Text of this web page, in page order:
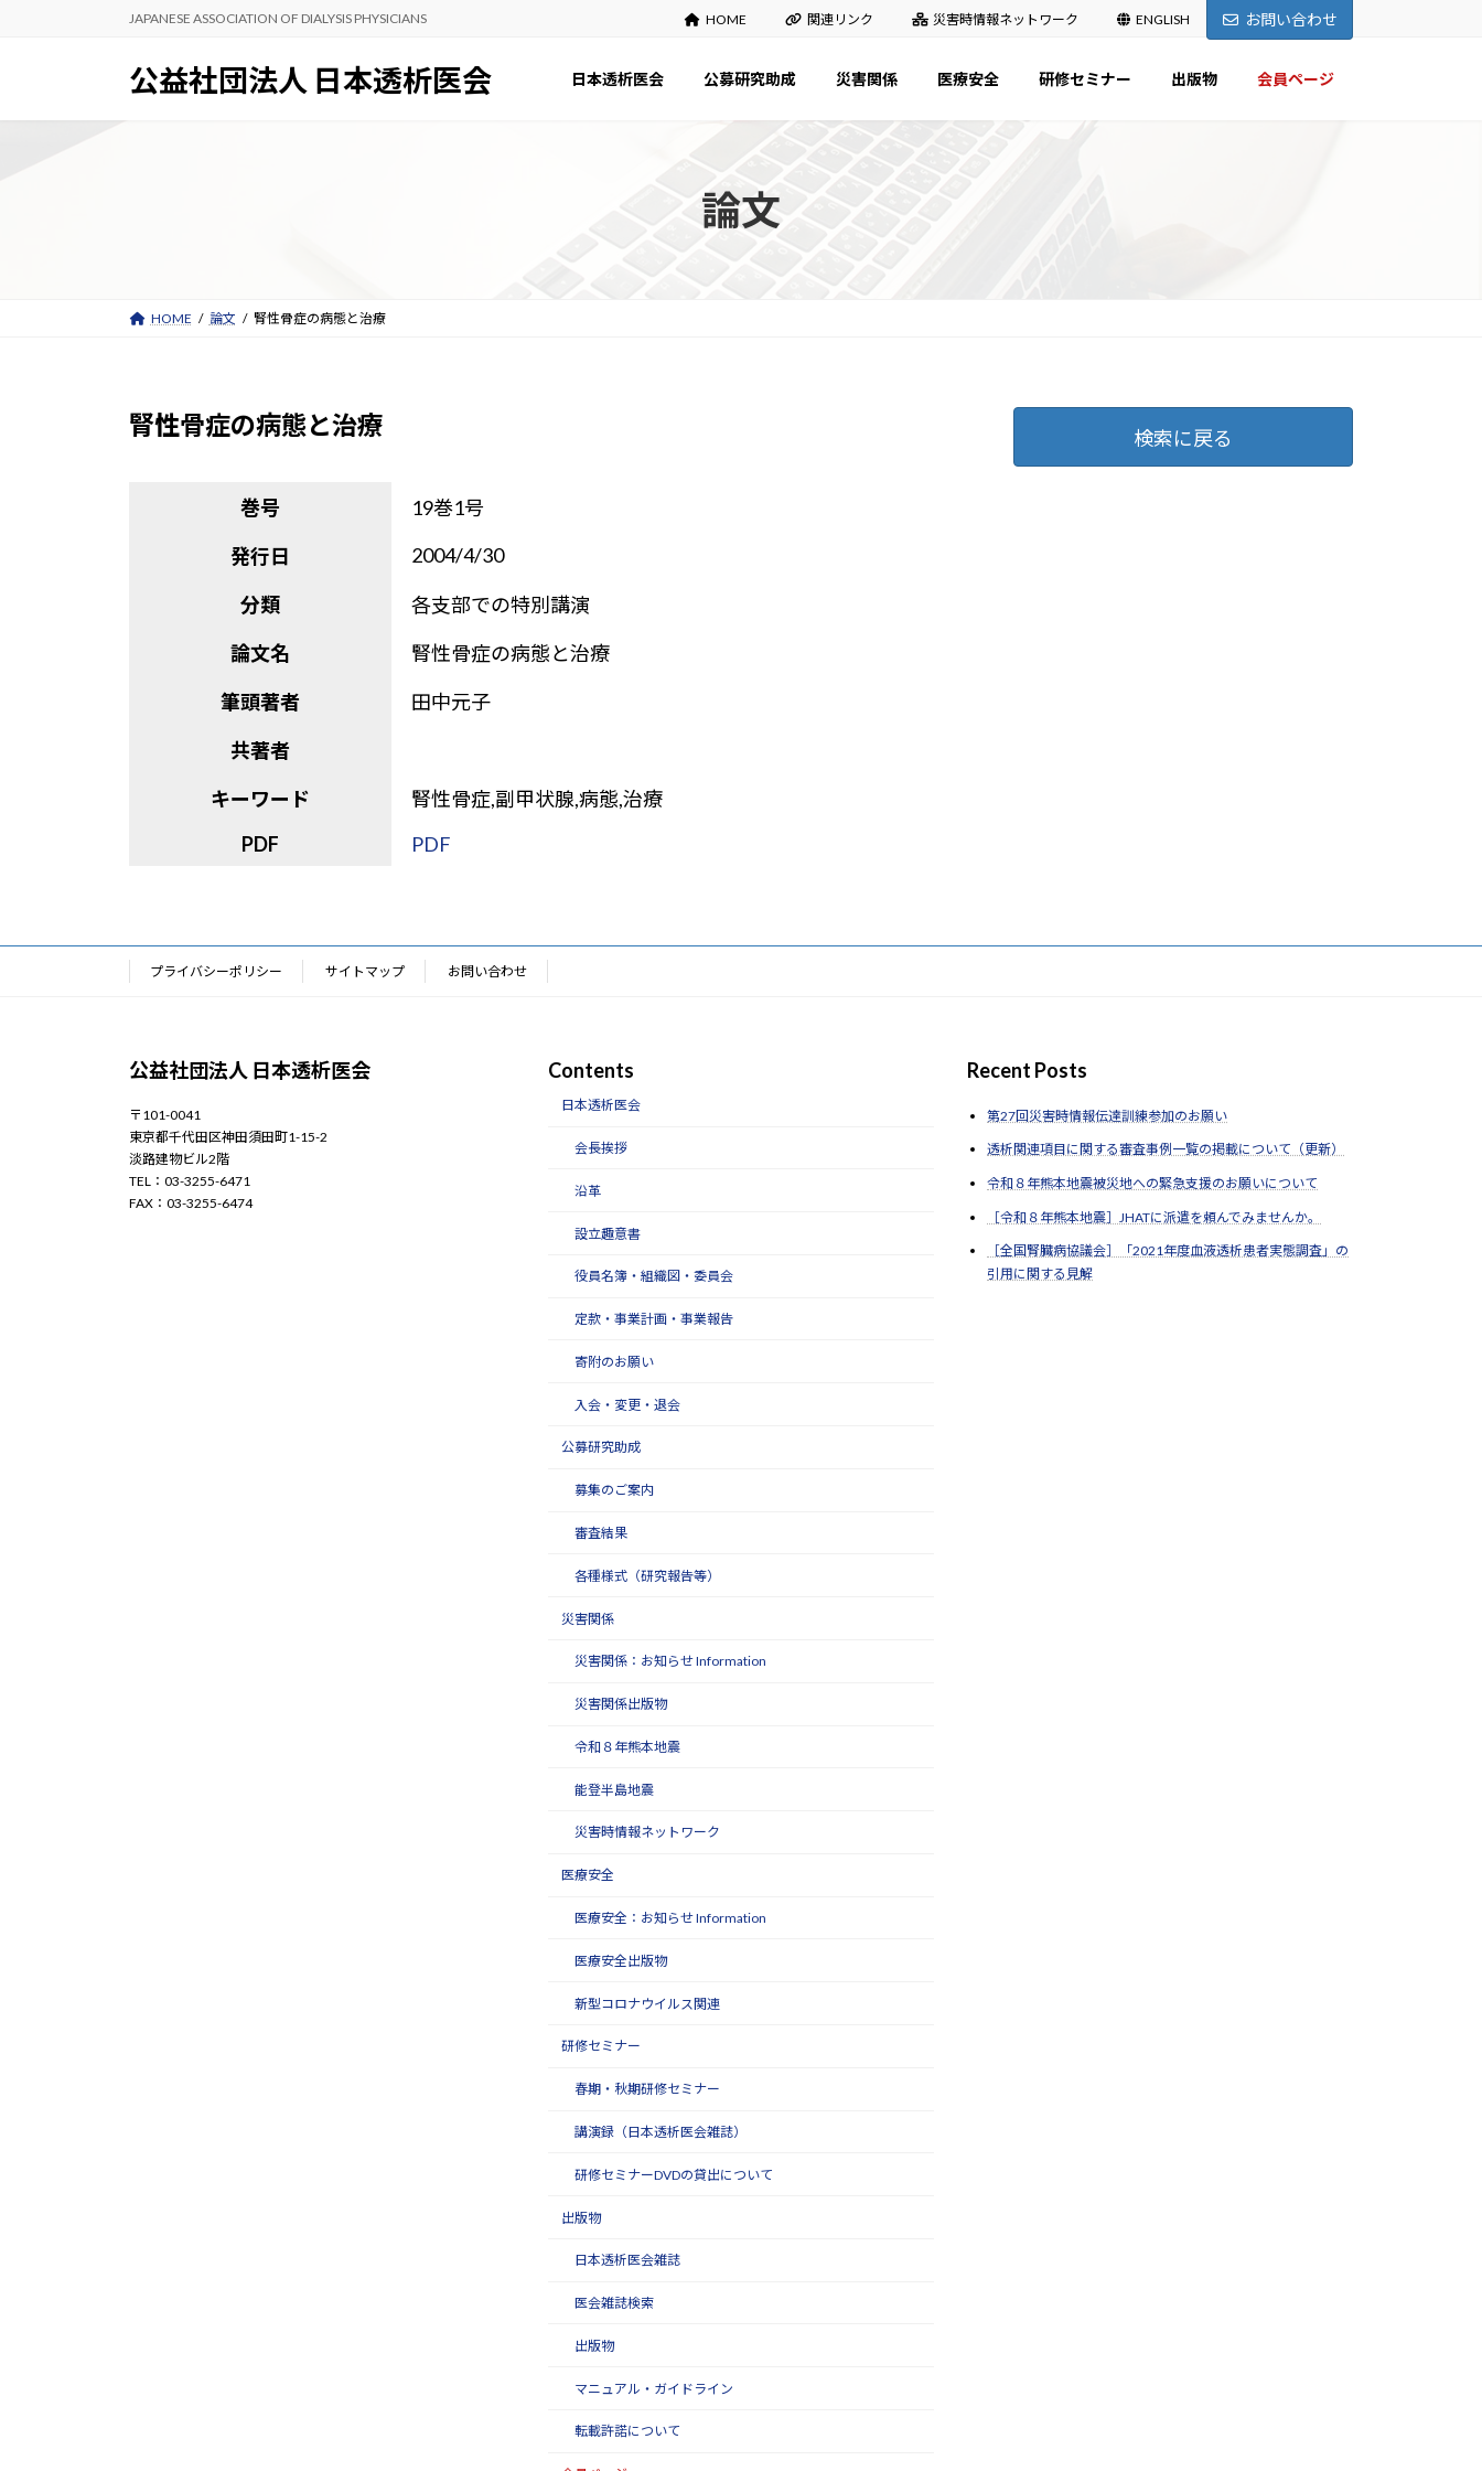
JAPANESE ASSOCIATION OF DIALYSIS PHYSICIANS HOME 関連リンク 災害時情報ネットワーク ENGLISH お問い合わせ
公益社団法人 日本透析医会 日本透析医会 公募研究助成 災害関係 医療安全 研修セミナー 出版物 会員ページ
論文
HOME 論文 腎性骨症の病態と治療
腎性骨症の病態と治療
巻号
19巻1号
発行日
2004/4/30
分類
各支部での特別講演
論文名
腎性骨症の病態と治療
筆頭著者
田中元子
共著者
キーワード
腎性骨症,副甲状腺,病態,治療
PDF
PDF
検索に戻る
プライバシーポリシー サイトマップ お問い合わせ
公益社団法人 日本透析医会
〒101-0041
東京都千代田区神田須田町1-15-2
淡路建物ビル2階
TEL：03-3255-6471
FAX：03-3255-6474
Contents
日本透析医会
会長挨拶
沿革
設立趣意書
役員名簿・組織図・委員会
定款・事業計画・事業報告
寄附のお願い
入会・変更・退会
公募研究助成
募集のご案内
審査結果
各種様式（研究報告等）
災害関係
災害関係：お知らせ Information
災害関係出版物
令和８年熊本地震
能登半島地震
災害時情報ネットワーク
医療安全
医療安全：お知らせ Information
医療安全出版物
新型コロナウイルス関連
研修セミナー
春期・秋期研修セミナー
講演録（日本透析医会雑誌）
研修セミナーDVDの貸出について
出版物
日本透析医会雑誌
医会雑誌検索
出版物
マニュアル・ガイドライン
転載許諾について
Recent Posts
第27回災害時情報伝達訓練参加のお願い
透析関連項目に関する審査事例一覧の掲載について（更新）
令和８年熊本地震被災地への緊急支援のお願いについて
［令和８年熊本地震］JHATに派遣を頼んでみませんか。
［全国腎臓病協議会］「2021年度血液透析患者実態調査」の
引用に関する見解